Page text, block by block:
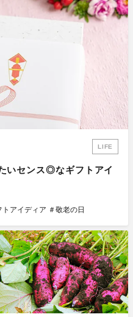
LIFE
いセンス◎なギフトアイ
トアイディア ＃敬老の日